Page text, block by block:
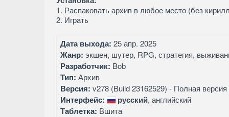
1. Распаковать архив в любое место (без
2. Играть
Дата выхода: 25 апр. 2025
Жанр: экшен, шутер, RPG, стратегия,
Разработчик: Bob
Тип: Архив
Версия: v278 (Build 23162529) - Полная версия
Интерфейс: русский, английский
Таблетка: Вшита